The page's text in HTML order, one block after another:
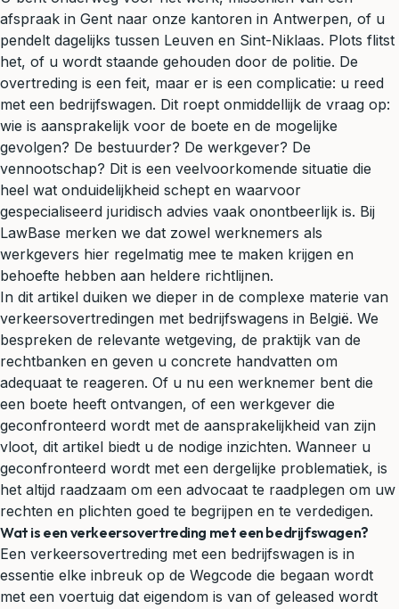
afspraak in Gent naar onze kantoren in Antwerpen, of u
pendelt dagelijks tussen Leuven en Sint-Niklaas. Plots flitst
het, of u wordt staande gehouden door de politie. De
overtreding is een feit, maar er is een complicatie: u reed
met een bedrijfswagen. Dit roept onmiddellijk de vraag op:
wie is aansprakelijk voor de boete en de mogelijke
gevolgen? De bestuurder? De werkgever? De
vennootschap? Dit is een veelvoorkomende situatie die
heel wat onduidelijkheid schept en waarvoor
gespecialiseerd juridisch advies vaak onontbeerlijk is. Bij
LawBase merken we dat zowel werknemers als
werkgevers hier regelmatig mee te maken krijgen en
behoefte hebben aan heldere richtlijnen.
In dit artikel duiken we dieper in de complexe materie van
verkeersovertredingen met bedrijfswagens in België. We
bespreken de relevante wetgeving, de praktijk van de
rechtbanken en geven u concrete handvatten om
adequaat te reageren. Of u nu een werknemer bent die
een boete heeft ontvangen, of een werkgever die
geconfronteerd wordt met de aansprakelijkheid van zijn
vloot, dit artikel biedt u de nodige inzichten. Wanneer u
geconfronteerd wordt met een dergelijke problematiek, is
het altijd raadzaam om een advocaat te raadplegen om uw
rechten en plichten goed te begrijpen en te verdedigen.
Wat is een verkeersovertreding met een bedrijfswagen?
Een verkeersovertreding met een bedrijfswagen is in
essentie elke inbreuk op de Wegcode die begaan wordt
met een voertuig dat eigendom is van of geleased wordt